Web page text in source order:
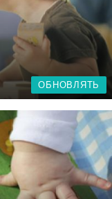
ОБНОВЛЯТЬ